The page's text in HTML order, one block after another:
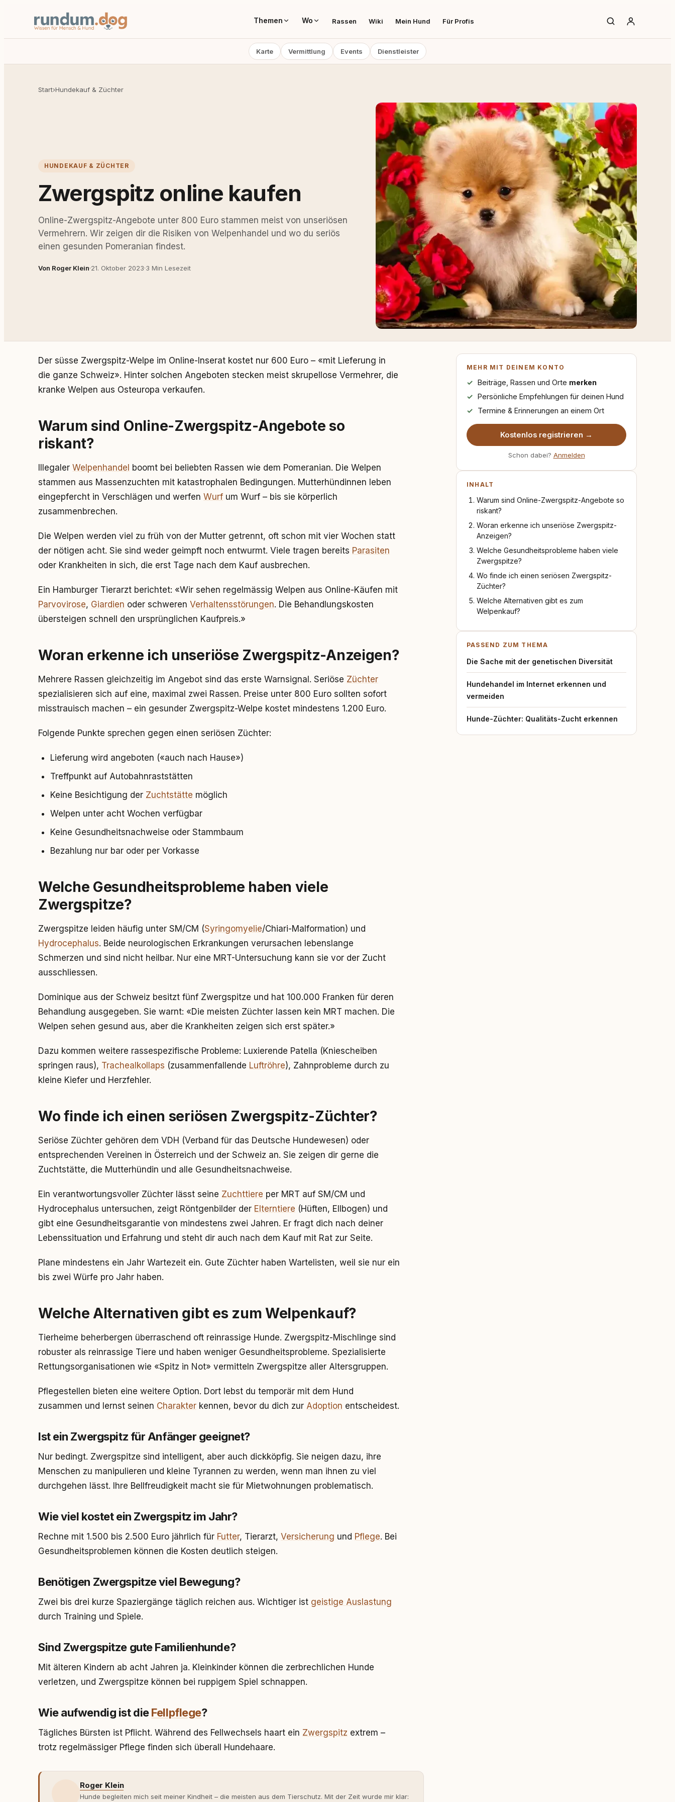
Themen Wo Rassen Wiki Mein Hund Für Profis
Karte Vermittlung Events Dienstleister
Start›Hundekauf & Züchter
HUNDEKAUF & ZÜCHTER
Zwergspitz online kaufen
Online-Zwergspitz-Angebote unter 800 Euro stammen meist von unseriösen
Vermehrern. Wir zeigen dir die Risiken von Welpenhandel und wo du seriös
einen gesunden Pomeranian findest.
Von Roger Klein·21. Oktober 2023·3 Min Lesezeit
Der süsse Zwergspitz-Welpe im Online-Inserat kostet nur 600 Euro – «mit Lieferung in
die ganze Schweiz». Hinter solchen Angeboten stecken meist skrupellose Vermehrer, die
kranke Welpen aus Osteuropa verkaufen.
Warum sind Online-Zwergspitz-Angebote so
riskant?
Illegaler Welpenhandel boomt bei beliebten Rassen wie dem Pomeranian. Die Welpen
stammen aus Massenzuchten mit katastrophalen Bedingungen. Mutterhündinnen leben
eingepfercht in Verschlägen und werfen Wurf um Wurf – bis sie körperlich
zusammenbrechen.
Die Welpen werden viel zu früh von der Mutter getrennt, oft schon mit vier Wochen statt
der nötigen acht. Sie sind weder geimpft noch entwurmt. Viele tragen bereits Parasiten
oder Krankheiten in sich, die erst Tage nach dem Kauf ausbrechen.
Ein Hamburger Tierarzt berichtet: «Wir sehen regelmässig Welpen aus Online-Käufen mit
Parvovirose, Giardien oder schweren Verhaltensstörungen. Die Behandlungskosten
übersteigen schnell den ursprünglichen Kaufpreis.»
Woran erkenne ich unseriöse Zwergspitz-Anzeigen?
Mehrere Rassen gleichzeitig im Angebot sind das erste Warnsignal. Seriöse Züchter
spezialisieren sich auf eine, maximal zwei Rassen. Preise unter 800 Euro sollten sofort
misstrauisch machen – ein gesunder Zwergspitz-Welpe kostet mindestens 1.200 Euro.
Folgende Punkte sprechen gegen einen seriösen Züchter:
Lieferung wird angeboten («auch nach Hause»)
Treffpunkt auf Autobahnraststätten
Keine Besichtigung der Zuchtstätte möglich
Welpen unter acht Wochen verfügbar
Keine Gesundheitsnachweise oder Stammbaum
Bezahlung nur bar oder per Vorkasse
Welche Gesundheitsprobleme haben viele
Zwergspitze?
Zwergspitze leiden häufig unter SM/CM (Syringomyelie/Chiari-Malformation) und
Hydrocephalus. Beide neurologischen Erkrankungen verursachen lebenslange
Schmerzen und sind nicht heilbar. Nur eine MRT-Untersuchung kann sie vor der Zucht
ausschliessen.
Dominique aus der Schweiz besitzt fünf Zwergspitze und hat 100.000 Franken für deren
Behandlung ausgegeben. Sie warnt: «Die meisten Züchter lassen kein MRT machen. Die
Welpen sehen gesund aus, aber die Krankheiten zeigen sich erst später.»
Dazu kommen weitere rassespezifische Probleme: Luxierende Patella (Kniescheiben
springen raus), Trachealkollaps (zusammenfallende Luftröhre), Zahnprobleme durch zu
kleine Kiefer und Herzfehler.
Wo finde ich einen seriösen Zwergspitz-Züchter?
Seriöse Züchter gehören dem VDH (Verband für das Deutsche Hundewesen) oder
entsprechenden Vereinen in Österreich und der Schweiz an. Sie zeigen dir gerne die
Zuchtstätte, die Mutterhündin und alle Gesundheitsnachweise.
Ein verantwortungsvoller Züchter lässt seine Zuchttiere per MRT auf SM/CM und
Hydrocephalus untersuchen, zeigt Röntgenbilder der Elterntiere (Hüften, Ellbogen) und
gibt eine Gesundheitsgarantie von mindestens zwei Jahren. Er fragt dich nach deiner
Lebenssituation und Erfahrung und steht dir auch nach dem Kauf mit Rat zur Seite.
Plane mindestens ein Jahr Wartezeit ein. Gute Züchter haben Wartelisten, weil sie nur ein
bis zwei Würfe pro Jahr haben.
Welche Alternativen gibt es zum Welpenkauf?
Tierheime beherbergen überraschend oft reinrassige Hunde. Zwergspitz-Mischlinge sind
robuster als reinrassige Tiere und haben weniger Gesundheitsprobleme. Spezialisierte
Rettungsorganisationen wie «Spitz in Not» vermitteln Zwergspitze aller Altersgruppen.
Pflegestellen bieten eine weitere Option. Dort lebst du temporär mit dem Hund
zusammen und lernst seinen Charakter kennen, bevor du dich zur Adoption entscheidest.
Ist ein Zwergspitz für Anfänger geeignet?
Nur bedingt. Zwergspitze sind intelligent, aber auch dickköpfig. Sie neigen dazu, ihre
Menschen zu manipulieren und kleine Tyrannen zu werden, wenn man ihnen zu viel
durchgehen lässt. Ihre Bellfreudigkeit macht sie für Mietwohnungen problematisch.
Wie viel kostet ein Zwergspitz im Jahr?
Rechne mit 1.500 bis 2.500 Euro jährlich für Futter, Tierarzt, Versicherung und Pflege. Bei
Gesundheitsproblemen können die Kosten deutlich steigen.
Benötigen Zwergspitze viel Bewegung?
Zwei bis drei kurze Spaziergänge täglich reichen aus. Wichtiger ist geistige Auslastung
durch Training und Spiele.
Sind Zwergspitze gute Familienhunde?
Mit älteren Kindern ab acht Jahren ja. Kleinkinder können die zerbrechlichen Hunde
verletzen, und Zwergspitze können bei ruppigem Spiel schnappen.
Wie aufwendig ist dieFellpflege?
Tägliches Bürsten ist Pflicht. Während des Fellwechsels haart ein Zwergspitz extrem –
trotz regelmässiger Pflege finden sich überall Hundehaare.
Roger Klein
Hunde begleiten mich seit meiner Kindheit – die meisten aus dem Tierschutz. Mit der Zeit wurde mir klar:
MEHR MIT DEINEM KONTO
Beiträge, Rassen und Orte merken
Persönliche Empfehlungen für deinen Hund
Termine & Erinnerungen an einem Ort
Kostenlos registrieren →
Schon dabei? Anmelden
INHALT
Warum sind Online-Zwergspitz-Angebote so
riskant?
Woran erkenne ich unseriöse Zwergspitz-
Anzeigen?
Welche Gesundheitsprobleme haben viele
Zwergspitze?
Wo finde ich einen seriösen Zwergspitz-
Züchter?
Welche Alternativen gibt es zum
Welpenkauf?
PASSEND ZUM THEMA
Die Sache mit der genetischen Diversität
Hundehandel im Internet erkennen und
vermeiden
Hunde-Züchter: Qualitäts-Zucht erkennen